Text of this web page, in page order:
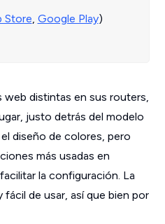
Store Google Play)
distintas en sus routers,
justo detrás del modelo
diseño de colores, pero
más usadas en
la configuración. La
de usar, así que bien por